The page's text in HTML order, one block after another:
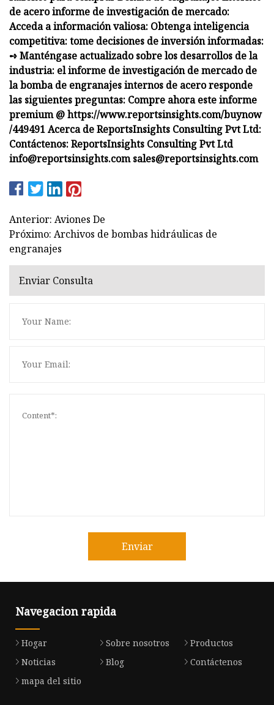
de acero informe de investigación de mercado:
Acceda a información valiosa: Obtenga inteligencia
competitiva: tome decisiones de inversión informadas:
➺ Manténgase actualizado sobre los desarrollos de la
industria: el informe de investigación de mercado de
la bomba de engranajes internos de acero responde
las siguientes preguntas: Compre ahora este informe
premium @ https://www.reportsinsights.com/buynow
/449491 Acerca de ReportsInsights Consulting Pvt Ltd:
Contáctenos: ReportsInsights Consulting Pvt Ltd
info@reportsinsights.com sales@reportsinsights.com
Anterior: Aviones De
Próximo: Archivos de bombas hidráulicas de
engranajes
Enviar Consulta
Enviar
Navegacion rapida
Hogar Sobre nosotros
Productos
Noticias
Blog
Contáctenos
mapa del sitio